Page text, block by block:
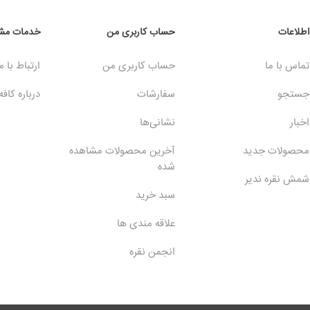
اطلاعات
تماس با ما
جستجو
اخبار
محصولات جدید
شمش نقره ندیر
حساب کاربری من
حساب کاربری من
سفارشات
نشانی‌ها
آخرین محصولات مشاهده
شده
سبد خرید
علاقه مندی ها
انجمن نقره
خدمات
ارتباط با
درباره